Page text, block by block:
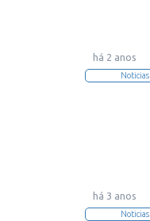
há 2 anos
Noticias
há 3 anos
Noticias